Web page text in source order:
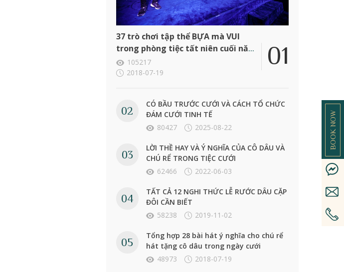
37 trò chơi tập thể BỰA mà VUI
trong phòng tiệc tất niên cuối năm
công ty
105217
2018-07-19
CÓ BẦU TRƯỚC CƯỚI VÀ CÁCH TỔ CHỨC
ĐÁM CƯỚI TINH TẾ
80427
2025-08-22
LỜI THỀ HAY VÀ Ý NGHĨA CỦA CÔ DÂU VÀ
CHÚ RỂ TRONG TIỆC CƯỚI
62466
2022-06-03
TẤT CẢ 12 NGHI THỨC LỄ RƯỚC DÂU CẶP
ĐÔI CẦN BIẾT
58238
2019-11-02
Tổng hợp 28 bài hát ý nghĩa cho chú rể
hát tặng cô dâu trong ngày cưới
48973
2018-07-19
BOOK NOW